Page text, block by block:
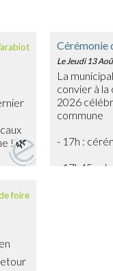
de
un
Cérémonie
Le Jeudi 13
La
convier à
2026
commune
- 17h :
- 17h45 :
foire